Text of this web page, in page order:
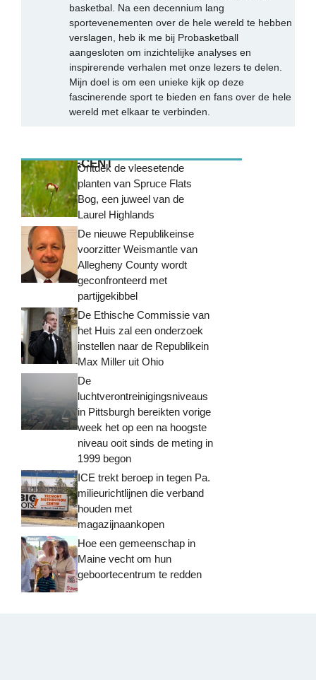
basketbal. Na een decennium lang
sportevenementen over de hele wereld te hebben
verslagen, heb ik me bij Probasketball
aangesloten om inzichtelijke analyses en
inspirerende verhalen met onze lezers te delen.
Mijn doel is om een unieke kijk op deze
fascinerende sport te bieden en fans over de hele
wereld met elkaar te verbinden.
MEEST RECENTOntdek de vleesetende
planten van Spruce Flats
Bog, een juweel van de
Laurel Highlands
De nieuwe Republikeinse
voorzitter Weismantle van
Allegheny County wordt
geconfronteerd met
partijgekibbel
De Ethische Commissie van
het Huis zal een onderzoek
instellen naar de Republikein
Max Miller uit Ohio
De
luchtverontreinigingsniveaus
in Pittsburgh bereikten vorige
week het op een na hoogste
niveau ooit sinds de meting in
1999 begon
ICE trekt beroep in tegen Pa.
milieurichtlijnen die verband
houden met
magazijnaankopen
Hoe een gemeenschap in
Maine vecht om hun
geboortecentrum te redden